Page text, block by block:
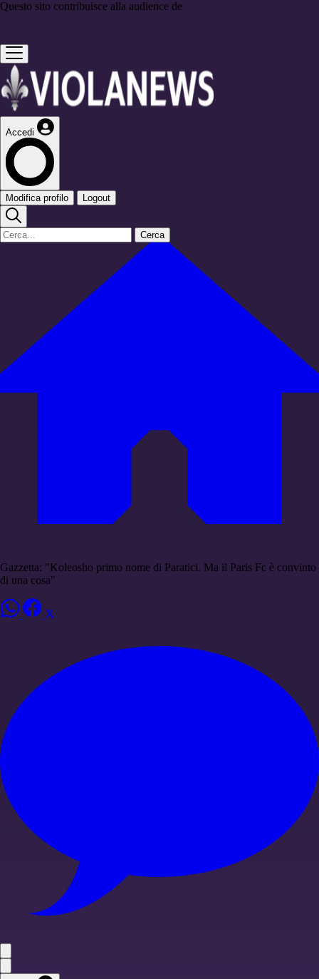
Questo sito contribuisce alla audience de
Accedi
Modifica profilo Logout
Cerca
Gazzetta: "Koleosho primo nome di Paratici. Ma il Paris Fc è convinto
di una cosa"